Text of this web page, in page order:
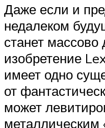
Даже если и
недалеком
станет массово
изобретение
имеет одно
от
может
металлическим